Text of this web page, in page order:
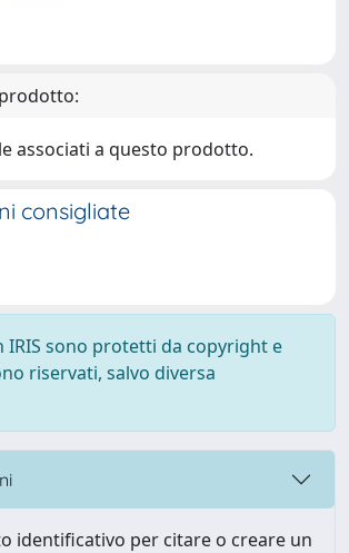
associati a questo prodotto.
consigliate
IRIS sono protetti da copyright e
riservati, salvo diversa
identificativo per citare o creare un